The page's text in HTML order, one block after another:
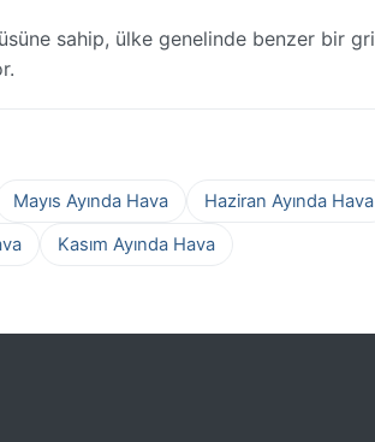
sahip, ülke genelinde benzer bir gri
Mayıs Ayında Hava
Haziran Ayında Hava
Kasım Ayında Hava